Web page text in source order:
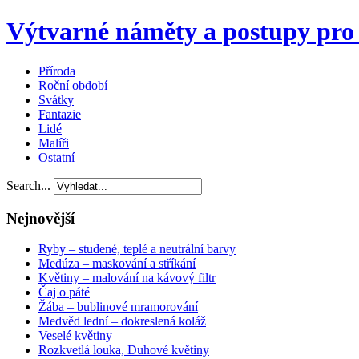
Výtvarné náměty a postupy
Příroda
Roční období
Svátky
Fantazie
Lidé
Malíři
Ostatní
Search...
Nejnovější
Ryby – studené, teplé a neutrální barvy
Medúza – maskování a stříkání
Květiny – malování na kávový filtr
Čaj o páté
Žába – bublinové mramorování
Medvěd lední – dokreslená koláž
Veselé květiny
Rozkvetlá louka, Duhové květiny